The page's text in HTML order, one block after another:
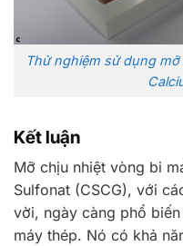
Thử nghiệm sử dụng
Kết luận
Mỡ chịu nhiệt vòng bi
Sulfonat (CSCG), với
vời, ngày càng phổ
máy thép. Nó có khả